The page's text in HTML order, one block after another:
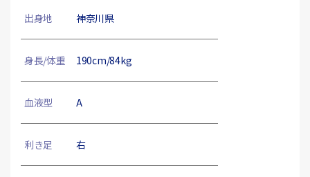
出身地 神奈川県
身長/体重 190cm/84kg
血液型 A
利き足 右